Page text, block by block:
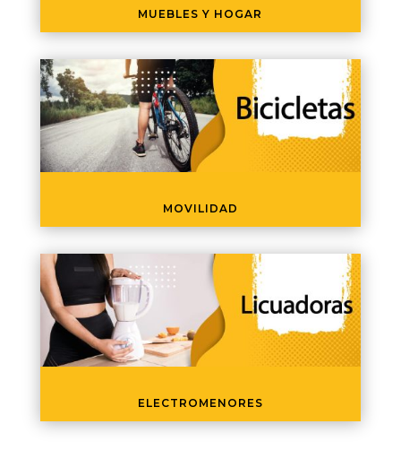
MUEBLES Y HOGAR
MOVILIDAD
ELECTROMENORES